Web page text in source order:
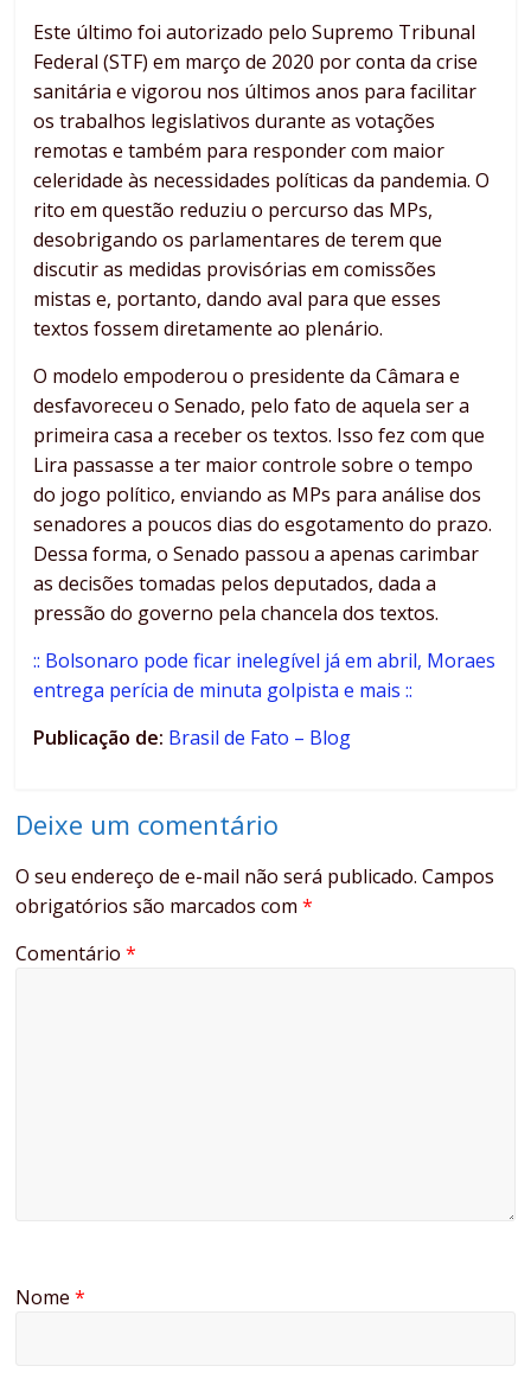
Este último foi autorizado pelo Supremo Tribunal
Federal (STF) em março de 2020 por conta da crise
sanitária e vigorou nos últimos anos para facilitar
os trabalhos legislativos durante as votações
remotas e também para responder com maior
celeridade às necessidades políticas da pandemia. O
rito em questão reduziu o percurso das MPs,
desobrigando os parlamentares de terem que
discutir as medidas provisórias em comissões
mistas e, portanto, dando aval para que esses
textos fossem diretamente ao plenário.
O modelo empoderou o presidente da Câmara e
desfavoreceu o Senado, pelo fato de aquela ser a
primeira casa a receber os textos. Isso fez com que
Lira passasse a ter maior controle sobre o tempo
do jogo político, enviando as MPs para análise dos
senadores a poucos dias do esgotamento do prazo.
Dessa forma, o Senado passou a apenas carimbar
as decisões tomadas pelos deputados, dada a
pressão do governo pela chancela dos textos.
:: Bolsonaro pode ficar inelegível já em abril, Moraes
entrega perícia de minuta golpista e mais ::
Publicação de: Brasil de Fato – Blog
Deixe um comentário
O seu endereço de e-mail não será publicado. Campos
obrigatórios são marcados com*
Comentário*
Nome*